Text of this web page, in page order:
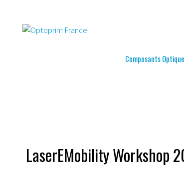
Composants
LaserEMobility Workshop